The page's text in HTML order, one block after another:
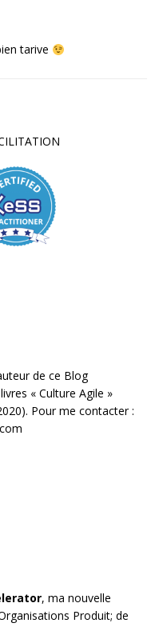
tarive
de ce Blog
« Culture Agile »
Pour me contacter :
, ma nouvelle
Produit; de